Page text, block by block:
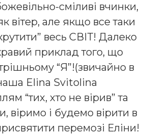
сміливі вчинки,
вітер, але якщо все таки
весь СВІТ! Далеко
приклад того, що
“Я”!(звичайно в
Elina Svitolina
“тих, хто не вірив” та
віримо і будемо вірити в
перемозі Еліни!